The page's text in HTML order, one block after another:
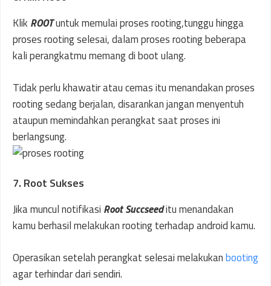
Klik ROOTuntuk memulai proses rooting,tunggu hingga
proses rooting selesai, dalam proses rooting beberapa
kali perangkatmu memang di boot ulang.
Tidak perlu khawatir atau cemas itu menandakan proses
rooting sedang berjalan, disarankan jangan menyentuh
ataupun memindahkan perangkat saat proses ini
berlangsung.
7. Root Sukses
Jika muncul notifikasi Root Succseeditu menandakan
kamu berhasil melakukan rooting terhadap android kamu.
Operasikan setelah perangkat selesai melakukanbooting
agar terhindar dari sendiri.